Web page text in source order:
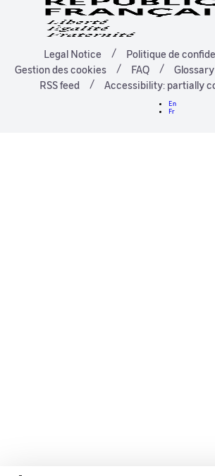
Legal Notice
Politique de
Gestion des cookies
FAQ Glossary
RSS feed
Accessibility: partially
En
Fr